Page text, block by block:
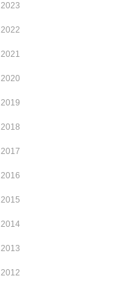
2023
2022
2021
2020
2019
2018
2017
2016
2015
2014
2013
2012